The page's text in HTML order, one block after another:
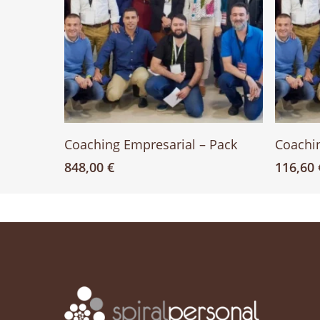
Añadir Al Carrito
Coaching Empresarial – Pack
848,00 €
116,60